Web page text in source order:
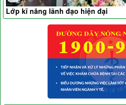
Lớp kĩ năng lãnh đạo hiện đại